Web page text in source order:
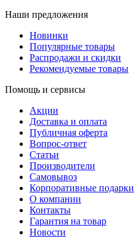
Наши предложения
Новинки
Популярные товары
Распродажи и скидки
Рекомендуемые товары
Помощь и сервисы
Акции
Доставка и оплата
Публичная оферта
Вопрос-ответ
Статьи
Производители
Самовывоз
Корпоративные подарки
О компании
Контакты
Гарантия на товар
Новости